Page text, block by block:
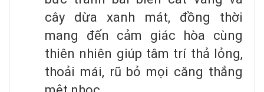
cây dừa xanh mát, đồng thời
mang đến cảm giác hòa cùng
thiên nhiên giúp tâm trí thả lỏng,
thoải mái, rũ bỏ mọi căng thẳng